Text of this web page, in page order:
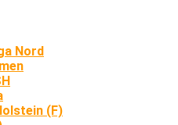
Nord
(F)